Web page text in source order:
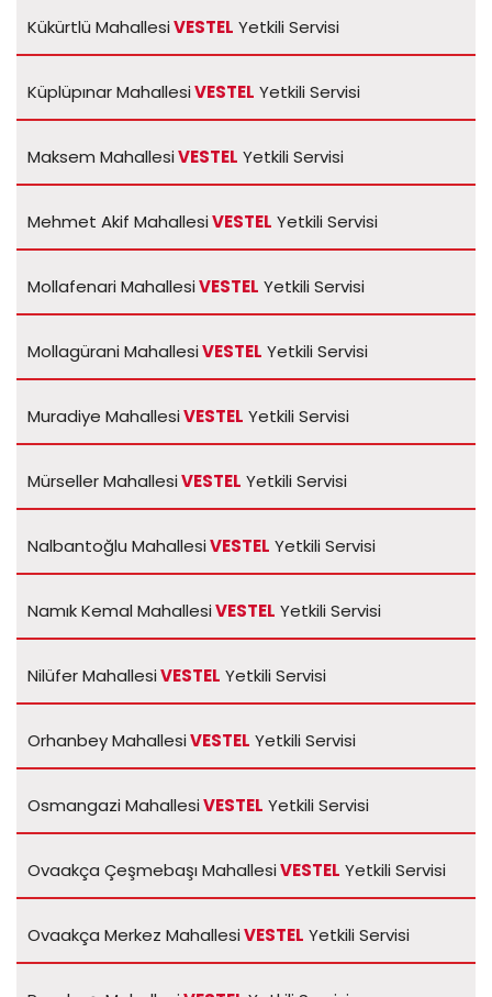
Kükürtlü MahallesiVESTEL Yetkili Servisi
Küplüpınar MahallesiVESTEL Yetkili Servisi
Maksem MahallesiVESTEL Yetkili Servisi
Mehmet Akif MahallesiVESTEL Yetkili Servisi
Mollafenari MahallesiVESTEL Yetkili Servisi
Mollagürani MahallesiVESTEL Yetkili Servisi
Muradiye MahallesiVESTEL Yetkili Servisi
Mürseller MahallesiVESTEL Yetkili Servisi
Nalbantoğlu MahallesiVESTEL Yetkili Servisi
Namık Kemal MahallesiVESTEL Yetkili Servisi
Nilüfer MahallesiVESTEL Yetkili Servisi
Orhanbey MahallesiVESTEL Yetkili Servisi
Osmangazi MahallesiVESTEL Yetkili Servisi
Ovaakça Çeşmebaşı MahallesiVESTEL Yetkili Servisi
Ovaakça Merkez MahallesiVESTEL Yetkili Servisi